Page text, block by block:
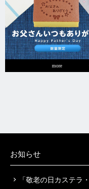
more
お知らせ
「敬老の日カステラ